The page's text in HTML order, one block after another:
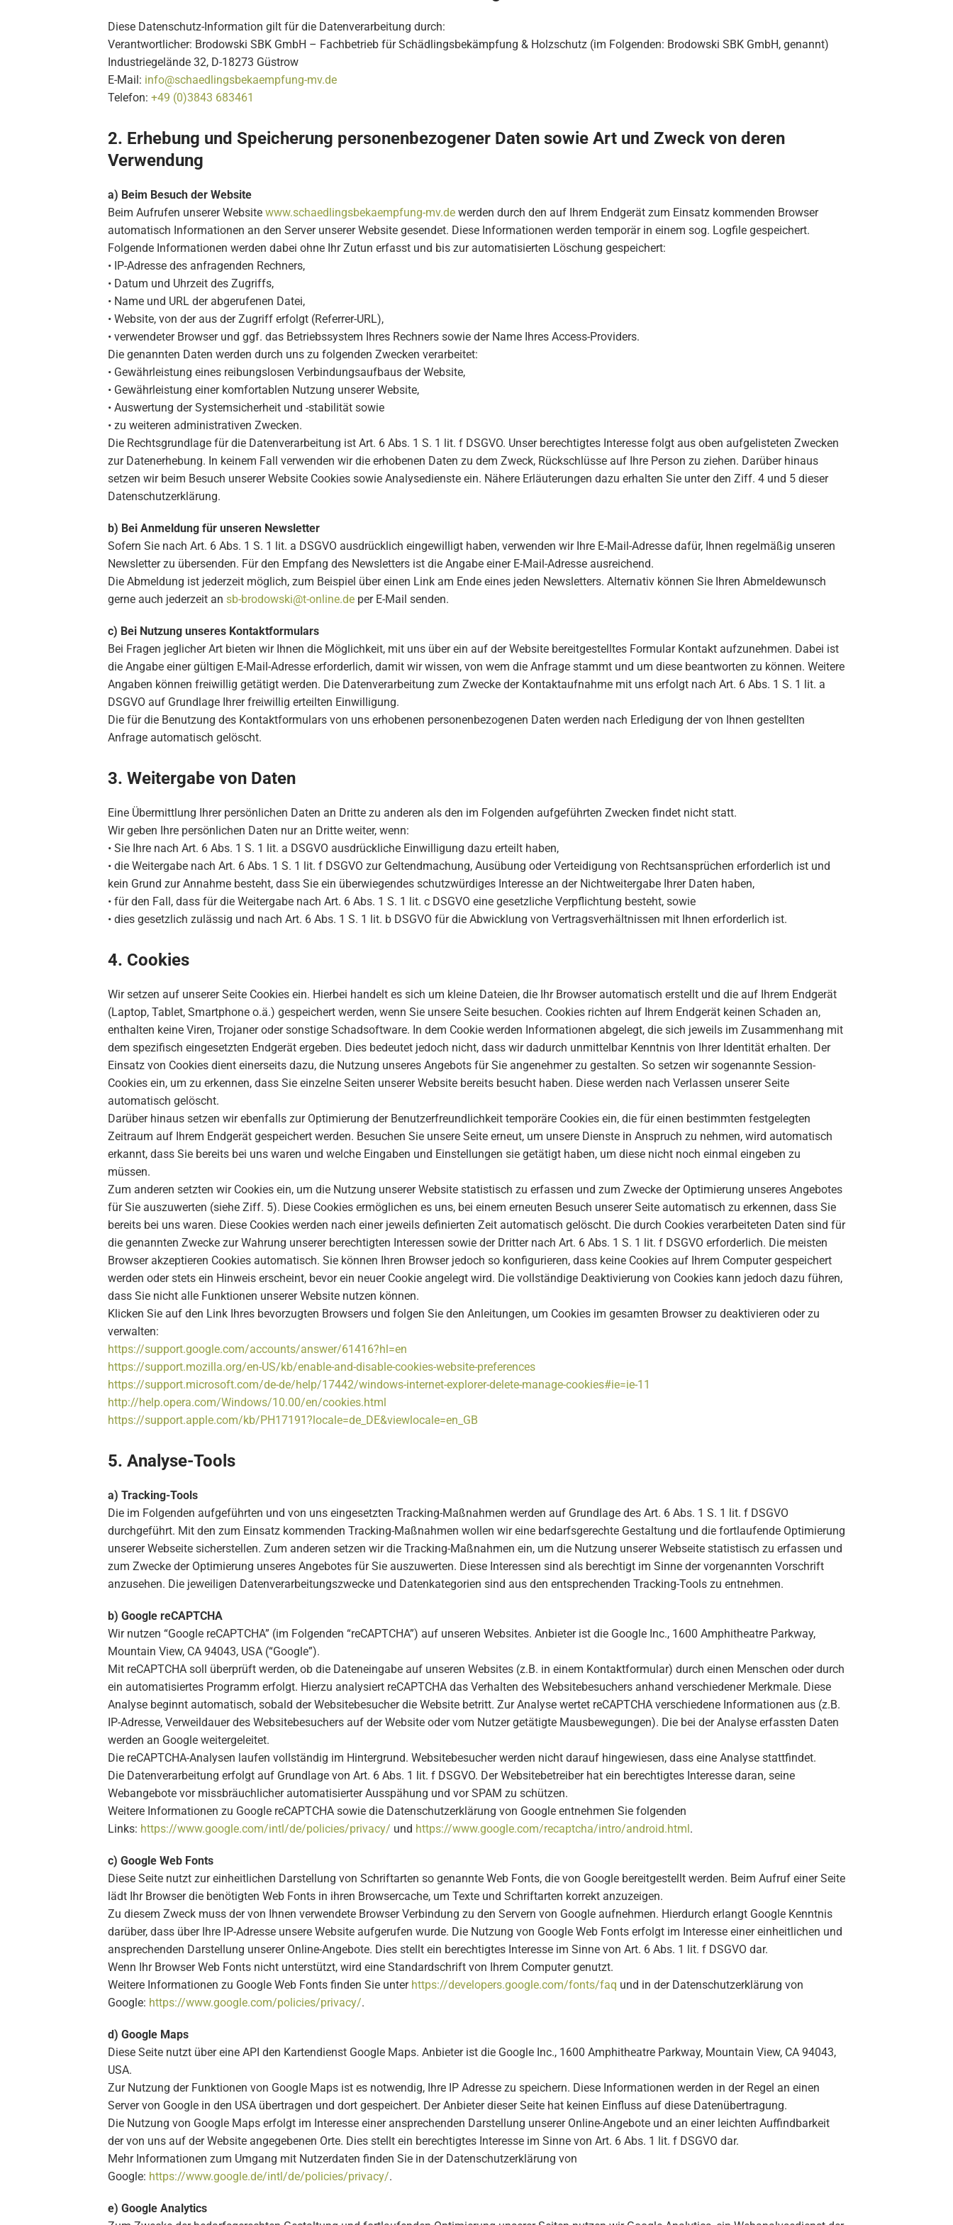
Diese Datenschutz-Information gilt für die Datenverarbeitung durch:
Verantwortlicher: Brodowski SBK GmbH – Fachbetrieb für Schädlingsbekämpfung & Holzschutz (im Folgenden: Brodowski SBK GmbH, genannt)
Industriegelände 32, D-18273 Güstrow
E-Mail: info@schaedlingsbekaempfung-mv.de
Telefon: +49 (0)3843 683461
2. Erhebung und Speicherung personenbezogener Daten sowie Art und Zweck von deren
Verwendung
a) Beim Besuch der Website
Beim Aufrufen unserer Website www.schaedlingsbekaempfung-mv.de werden durch den auf Ihrem Endgerät zum Einsatz kommenden Browser
automatisch Informationen an den Server unserer Website gesendet. Diese Informationen werden temporär in einem sog. Logfile gespeichert.
Folgende Informationen werden dabei ohne Ihr Zutun erfasst und bis zur automatisierten Löschung gespeichert:
• IP-Adresse des anfragenden Rechners,
• Datum und Uhrzeit des Zugriffs,
• Name und URL der abgerufenen Datei,
• Website, von der aus der Zugriff erfolgt (Referrer-URL),
• verwendeter Browser und ggf. das Betriebssystem Ihres Rechners sowie der Name Ihres Access-Providers.
Die genannten Daten werden durch uns zu folgenden Zwecken verarbeitet:
• Gewährleistung eines reibungslosen Verbindungsaufbaus der Website,
• Gewährleistung einer komfortablen Nutzung unserer Website,
• Auswertung der Systemsicherheit und -stabilität sowie
• zu weiteren administrativen Zwecken.
Die Rechtsgrundlage für die Datenverarbeitung ist Art. 6 Abs. 1 S. 1 lit. f DSGVO. Unser berechtigtes Interesse folgt aus oben aufgelisteten Zwecken
zur Datenerhebung. In keinem Fall verwenden wir die erhobenen Daten zu dem Zweck, Rückschlüsse auf Ihre Person zu ziehen. Darüber hinaus
setzen wir beim Besuch unserer Website Cookies sowie Analysedienste ein. Nähere Erläuterungen dazu erhalten Sie unter den Ziff. 4 und 5 dieser
Datenschutzerklärung.
b) Bei Anmeldung für unseren Newsletter
Sofern Sie nach Art. 6 Abs. 1 S. 1 lit. a DSGVO ausdrücklich eingewilligt haben, verwenden wir Ihre E-Mail-Adresse dafür, Ihnen regelmäßig unseren
Newsletter zu übersenden. Für den Empfang des Newsletters ist die Angabe einer E-Mail-Adresse ausreichend.
Die Abmeldung ist jederzeit möglich, zum Beispiel über einen Link am Ende eines jeden Newsletters. Alternativ können Sie Ihren Abmeldewunsch
gerne auch jederzeit an sb-brodowski@t-online.de per E-Mail senden.
c) Bei Nutzung unseres Kontaktformulars
Bei Fragen jeglicher Art bieten wir Ihnen die Möglichkeit, mit uns über ein auf der Website bereitgestelltes Formular Kontakt aufzunehmen. Dabei ist
die Angabe einer gültigen E-Mail-Adresse erforderlich, damit wir wissen, von wem die Anfrage stammt und um diese beantworten zu können. Weitere
Angaben können freiwillig getätigt werden. Die Datenverarbeitung zum Zwecke der Kontaktaufnahme mit uns erfolgt nach Art. 6 Abs. 1 S. 1 lit. a
DSGVO auf Grundlage Ihrer freiwillig erteilten Einwilligung.
Die für die Benutzung des Kontaktformulars von uns erhobenen personenbezogenen Daten werden nach Erledigung der von Ihnen gestellten
Anfrage automatisch gelöscht.
3. Weitergabe von Daten
Eine Übermittlung Ihrer persönlichen Daten an Dritte zu anderen als den im Folgenden aufgeführten Zwecken findet nicht statt.
Wir geben Ihre persönlichen Daten nur an Dritte weiter, wenn:
• Sie Ihre nach Art. 6 Abs. 1 S. 1 lit. a DSGVO ausdrückliche Einwilligung dazu erteilt haben,
• die Weitergabe nach Art. 6 Abs. 1 S. 1 lit. f DSGVO zur Geltendmachung, Ausübung oder Verteidigung von Rechtsansprüchen erforderlich ist und
kein Grund zur Annahme besteht, dass Sie ein überwiegendes schutzwürdiges Interesse an der Nichtweitergabe Ihrer Daten haben,
• für den Fall, dass für die Weitergabe nach Art. 6 Abs. 1 S. 1 lit. c DSGVO eine gesetzliche Verpflichtung besteht, sowie
• dies gesetzlich zulässig und nach Art. 6 Abs. 1 S. 1 lit. b DSGVO für die Abwicklung von Vertragsverhältnissen mit Ihnen erforderlich ist.
4. Cookies
Wir setzen auf unserer Seite Cookies ein. Hierbei handelt es sich um kleine Dateien, die Ihr Browser automatisch erstellt und die auf Ihrem Endgerät
(Laptop, Tablet, Smartphone o.ä.) gespeichert werden, wenn Sie unsere Seite besuchen. Cookies richten auf Ihrem Endgerät keinen Schaden an,
enthalten keine Viren, Trojaner oder sonstige Schadsoftware. In dem Cookie werden Informationen abgelegt, die sich jeweils im Zusammenhang mit
dem spezifisch eingesetzten Endgerät ergeben. Dies bedeutet jedoch nicht, dass wir dadurch unmittelbar Kenntnis von Ihrer Identität erhalten. Der
Einsatz von Cookies dient einerseits dazu, die Nutzung unseres Angebots für Sie angenehmer zu gestalten. So setzen wir sogenannte Session-
Cookies ein, um zu erkennen, dass Sie einzelne Seiten unserer Website bereits besucht haben. Diese werden nach Verlassen unserer Seite
automatisch gelöscht.
Darüber hinaus setzen wir ebenfalls zur Optimierung der Benutzerfreundlichkeit temporäre Cookies ein, die für einen bestimmten festgelegten
Zeitraum auf Ihrem Endgerät gespeichert werden. Besuchen Sie unsere Seite erneut, um unsere Dienste in Anspruch zu nehmen, wird automatisch
erkannt, dass Sie bereits bei uns waren und welche Eingaben und Einstellungen sie getätigt haben, um diese nicht noch einmal eingeben zu
müssen.
Zum anderen setzten wir Cookies ein, um die Nutzung unserer Website statistisch zu erfassen und zum Zwecke der Optimierung unseres Angebotes
für Sie auszuwerten (siehe Ziff. 5). Diese Cookies ermöglichen es uns, bei einem erneuten Besuch unserer Seite automatisch zu erkennen, dass Sie
bereits bei uns waren. Diese Cookies werden nach einer jeweils definierten Zeit automatisch gelöscht. Die durch Cookies verarbeiteten Daten sind für
die genannten Zwecke zur Wahrung unserer berechtigten Interessen sowie der Dritter nach Art. 6 Abs. 1 S. 1 lit. f DSGVO erforderlich. Die meisten
Browser akzeptieren Cookies automatisch. Sie können Ihren Browser jedoch so konfigurieren, dass keine Cookies auf Ihrem Computer gespeichert
werden oder stets ein Hinweis erscheint, bevor ein neuer Cookie angelegt wird. Die vollständige Deaktivierung von Cookies kann jedoch dazu führen,
dass Sie nicht alle Funktionen unserer Website nutzen können.
Klicken Sie auf den Link Ihres bevorzugten Browsers und folgen Sie den Anleitungen, um Cookies im gesamten Browser zu deaktivieren oder zu
verwalten:
https://support.google.com/accounts/answer/61416?hl=en
https://support.mozilla.org/en-US/kb/enable-and-disable-cookies-website-preferences
https://support.microsoft.com/de-de/help/17442/windows-internet-explorer-delete-manage-cookies#ie=ie-11
http://help.opera.com/Windows/10.00/en/cookies.html
https://support.apple.com/kb/PH17191?locale=de_DE&viewlocale=en_GB
5. Analyse-Tools
a) Tracking-Tools
Die im Folgenden aufgeführten und von uns eingesetzten Tracking-Maßnahmen werden auf Grundlage des Art. 6 Abs. 1 S. 1 lit. f DSGVO
durchgeführt. Mit den zum Einsatz kommenden Tracking-Maßnahmen wollen wir eine bedarfsgerechte Gestaltung und die fortlaufende Optimierung
unserer Webseite sicherstellen. Zum anderen setzen wir die Tracking-Maßnahmen ein, um die Nutzung unserer Webseite statistisch zu erfassen und
zum Zwecke der Optimierung unseres Angebotes für Sie auszuwerten. Diese Interessen sind als berechtigt im Sinne der vorgenannten Vorschrift
anzusehen. Die jeweiligen Datenverarbeitungszwecke und Datenkategorien sind aus den entsprechenden Tracking-Tools zu entnehmen.
b) Google reCAPTCHA
Wir nutzen “Google reCAPTCHA” (im Folgenden “reCAPTCHA”) auf unseren Websites. Anbieter ist die Google Inc., 1600 Amphitheatre Parkway,
Mountain View, CA 94043, USA (“Google”).
Mit reCAPTCHA soll überprüft werden, ob die Dateneingabe auf unseren Websites (z.B. in einem Kontaktformular) durch einen Menschen oder durch
ein automatisiertes Programm erfolgt. Hierzu analysiert reCAPTCHA das Verhalten des Websitebesuchers anhand verschiedener Merkmale. Diese
Analyse beginnt automatisch, sobald der Websitebesucher die Website betritt. Zur Analyse wertet reCAPTCHA verschiedene Informationen aus (z.B.
IP-Adresse, Verweildauer des Websitebesuchers auf der Website oder vom Nutzer getätigte Mausbewegungen). Die bei der Analyse erfassten Daten
werden an Google weitergeleitet.
Die reCAPTCHA-Analysen laufen vollständig im Hintergrund. Websitebesucher werden nicht darauf hingewiesen, dass eine Analyse stattfindet.
Die Datenverarbeitung erfolgt auf Grundlage von Art. 6 Abs. 1 lit. f DSGVO. Der Websitebetreiber hat ein berechtigtes Interesse daran, seine
Webangebote vor missbräuchlicher automatisierter Ausspähung und vor SPAM zu schützen.
Weitere Informationen zu Google reCAPTCHA sowie die Datenschutzerklärung von Google entnehmen Sie folgenden
Links: https://www.google.com/intl/de/policies/privacy/ und https://www.google.com/recaptcha/intro/android.html.
c) Google Web Fonts
Diese Seite nutzt zur einheitlichen Darstellung von Schriftarten so genannte Web Fonts, die von Google bereitgestellt werden. Beim Aufruf einer Seite
lädt Ihr Browser die benötigten Web Fonts in ihren Browsercache, um Texte und Schriftarten korrekt anzuzeigen.
Zu diesem Zweck muss der von Ihnen verwendete Browser Verbindung zu den Servern von Google aufnehmen. Hierdurch erlangt Google Kenntnis
darüber, dass über Ihre IP-Adresse unsere Website aufgerufen wurde. Die Nutzung von Google Web Fonts erfolgt im Interesse einer einheitlichen und
ansprechenden Darstellung unserer Online-Angebote. Dies stellt ein berechtigtes Interesse im Sinne von Art. 6 Abs. 1 lit. f DSGVO dar.
Wenn Ihr Browser Web Fonts nicht unterstützt, wird eine Standardschrift von Ihrem Computer genutzt.
Weitere Informationen zu Google Web Fonts finden Sie unter https://developers.google.com/fonts/faq und in der Datenschutzerklärung von
Google: https://www.google.com/policies/privacy/.
d) Google Maps
Diese Seite nutzt über eine API den Kartendienst Google Maps. Anbieter ist die Google Inc., 1600 Amphitheatre Parkway, Mountain View, CA 94043,
USA.
Zur Nutzung der Funktionen von Google Maps ist es notwendig, Ihre IP Adresse zu speichern. Diese Informationen werden in der Regel an einen
Server von Google in den USA übertragen und dort gespeichert. Der Anbieter dieser Seite hat keinen Einfluss auf diese Datenübertragung.
Die Nutzung von Google Maps erfolgt im Interesse einer ansprechenden Darstellung unserer Online-Angebote und an einer leichten Auffindbarkeit
der von uns auf der Website angegebenen Orte. Dies stellt ein berechtigtes Interesse im Sinne von Art. 6 Abs. 1 lit. f DSGVO dar.
Mehr Informationen zum Umgang mit Nutzerdaten finden Sie in der Datenschutzerklärung von
Google: https://www.google.de/intl/de/policies/privacy/.
e) Google Analytics